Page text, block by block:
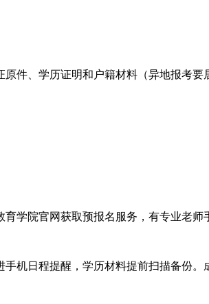
件、学历证明和户籍材料（异地报考
学院官网获取预报名服务，有专业老
机日程提醒，学历材料提前扫描备份